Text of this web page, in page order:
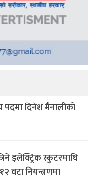
पदमा दिनेश मैनालीको
इलेक्ट्रिक स्कुटरमाथि
वटा नियन्त्रणमा